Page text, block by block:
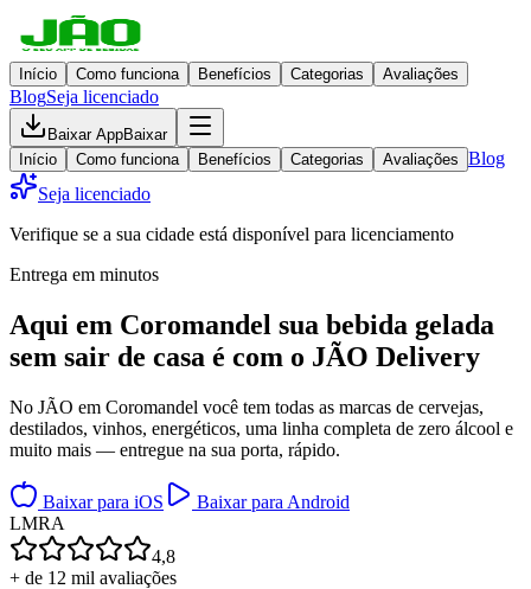
Início Como funciona Benefícios Categorias Avaliações
BlogSeja licenciado
Baixar AppBaixar
Início
Como funciona Benefícios Categorias Avaliações Blog
Seja licenciado
Verifique se a sua cidade está disponível para licenciamento
Entrega em minutos
Aqui em Coromandel sua bebida gelada
sem sair de casa é com o JÃO Delivery
No JÃO em Coromandel você tem todas as marcas de cervejas,
destilados, vinhos, energéticos, uma linha completa de zero álcool e
muito mais — entregue na sua porta, rápido.
Baixar para iOS
Baixar para Android
LMRA
4,8
+ de 12 mil avaliações